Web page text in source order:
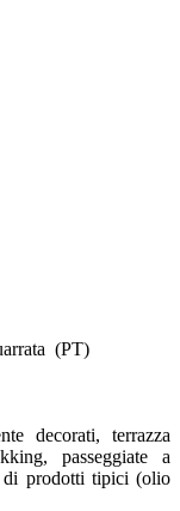
(PT)
decorati, terrazza
passeggiate a
di prodotti tipici (olio